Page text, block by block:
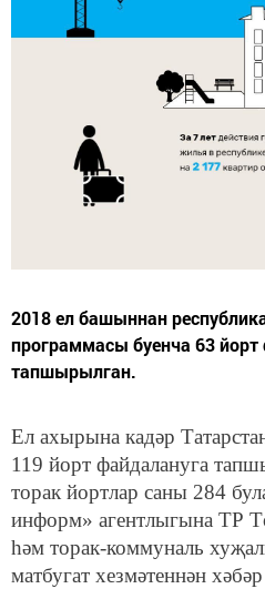
2018 ел башыннан
программасы буенча 63 йорт
тапшырылган.
Ел ахырына кадәр
119 йорт файдалануга
торак йортлар саны 284
информ» агентлыгына ТР
һәм торак-коммуналь
матбугат хезмәтеннән